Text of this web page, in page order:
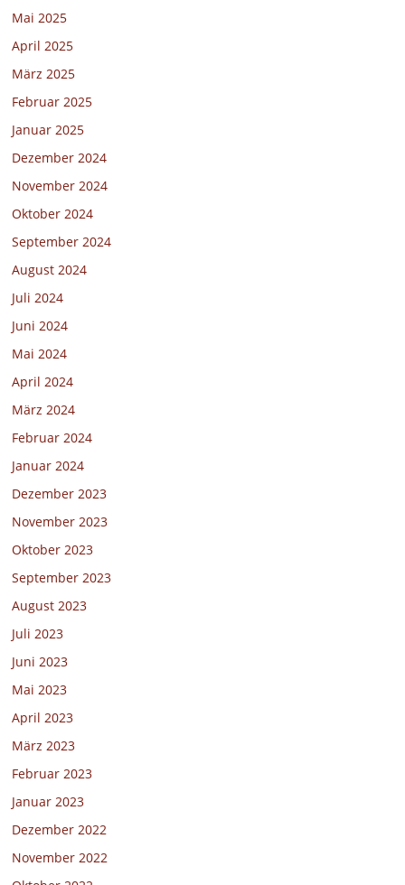
Mai 2025
April 2025
März 2025
Februar 2025
Januar 2025
Dezember 2024
November 2024
Oktober 2024
September 2024
August 2024
Juli 2024
Juni 2024
Mai 2024
April 2024
März 2024
Februar 2024
Januar 2024
Dezember 2023
November 2023
Oktober 2023
September 2023
August 2023
Juli 2023
Juni 2023
Mai 2023
April 2023
März 2023
Februar 2023
Januar 2023
Dezember 2022
November 2022